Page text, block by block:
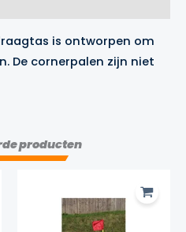
is ontworpen om
De cornerpalen zijn niet
producten